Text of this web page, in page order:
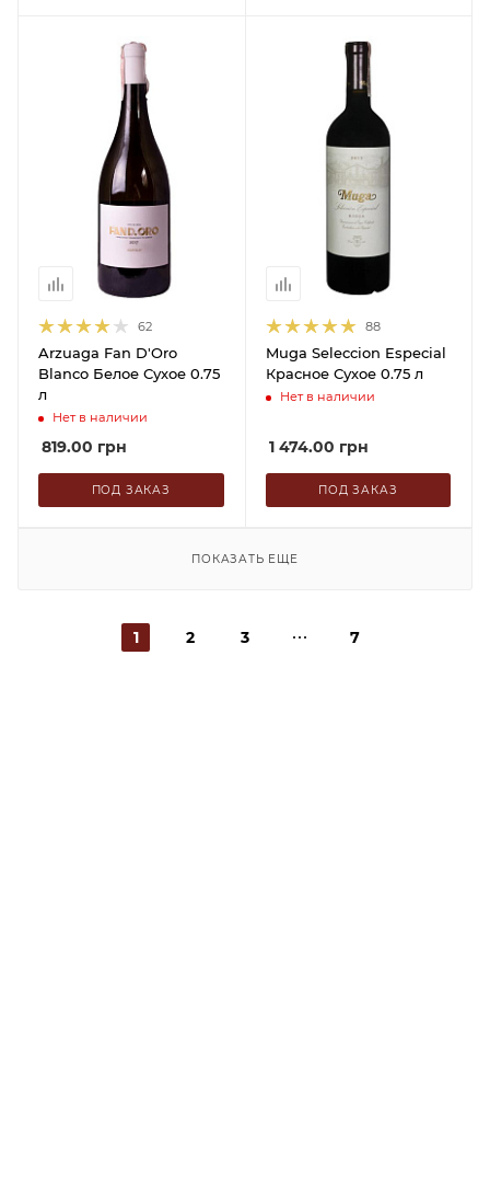
62
Arzuaga Fan D'Oro
Blanco Белое Сухое 0.75
л
Нет в наличии
819.00 грн
ПОД ЗАКАЗ
88
Muga Seleccion Especial
Красное Сухое 0.75 л
Нет в наличии
1 474.00 грн
ПОД ЗАКАЗ
ПОКАЗАТЬ ЕЩЕ
1 2 3 7